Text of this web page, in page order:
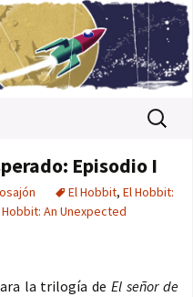
Buscar:
Episodio I
El Hobbit, El Hobbit:
An Unexpected
la trilogía deEl señor de